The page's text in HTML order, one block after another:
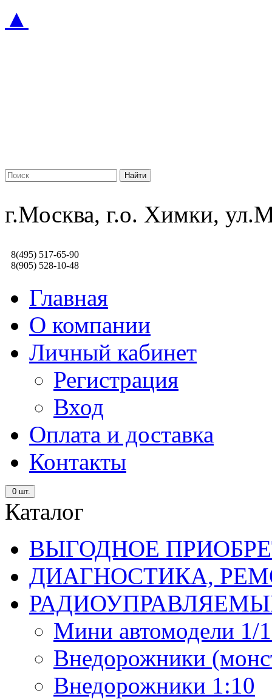
▲
г.Москва, г.о. Химки,
8(495) 517-65-90
8(905) 528-10-48
Главная
О компании
Личный кабинет
Регистрация
Вход
Оплата и доставка
Контакты
0 шт.
Каталог
ВЫГОДНОЕ
ДИАГНОСТИКА,
Мини автомодели 1/
Внедорожники
Внедорожники 1:10